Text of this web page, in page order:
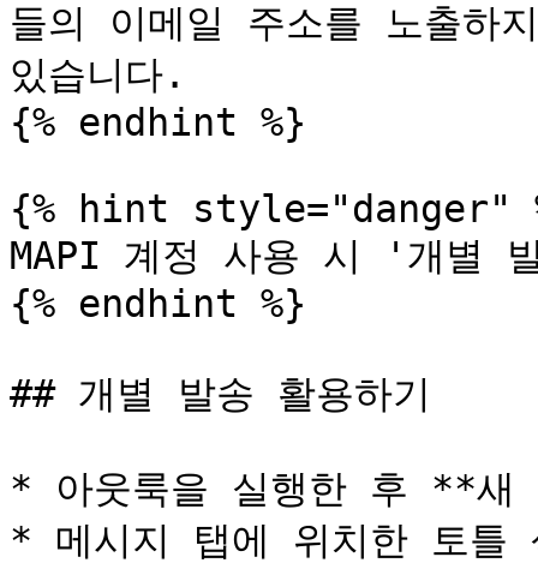
들의 이메일 주소를 노출하
있습니다.
{% endhint %}
{% hint style="danger"
MAPI 계정 사용 시 '개별
{% endhint %}
## 개별 발송 활용하기
* 아웃룩을 실행한 후 **새
* 메시지 탭에 위치한 토틀